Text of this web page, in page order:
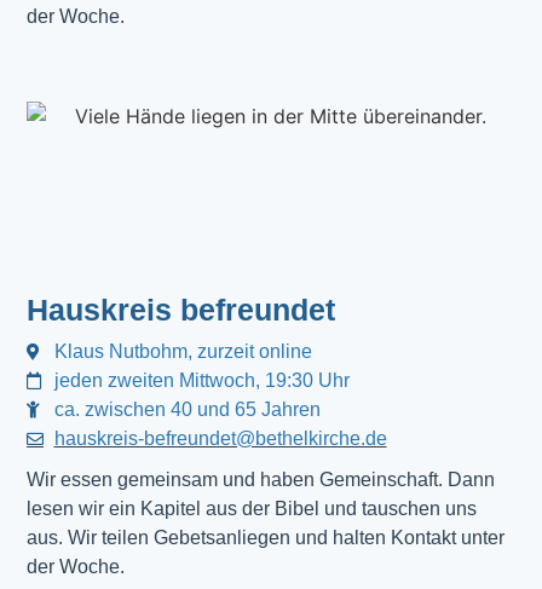
der Woche.
Hauskreis befreundet
Klaus Nutbohm, zurzeit online
jeden zweiten Mittwoch, 19:30 Uhr
ca. zwischen 40 und 65 Jahren
hauskreis-befreundet@bethelkirche.de
Wir essen gemeinsam und haben Gemeinschaft. Dann
lesen wir ein Kapitel aus der Bibel und tauschen uns
aus. Wir teilen Gebetsanliegen und halten Kontakt unter
der Woche.